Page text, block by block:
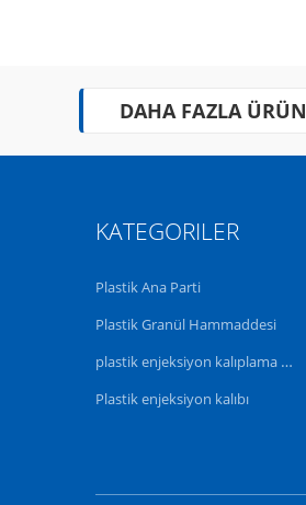
DAHA FAZLA ÜRÜN
KATEGORILER
Plastik Ana Parti
Plastik Granül Hammaddesi
plastik enjeksiyon kalıplama makinesi
Plastik enjeksiyon kalıbı